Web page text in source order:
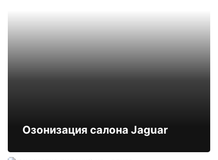
Озонизация салона Jaguar